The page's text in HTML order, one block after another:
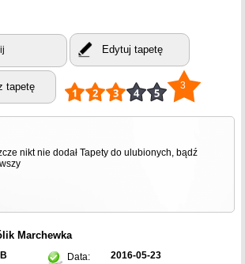
Edytuj tapetę
tapetę 3
nikt nie dodał Tapety do ulubionych, bądź
Marchewka
Data: 2016-05-23